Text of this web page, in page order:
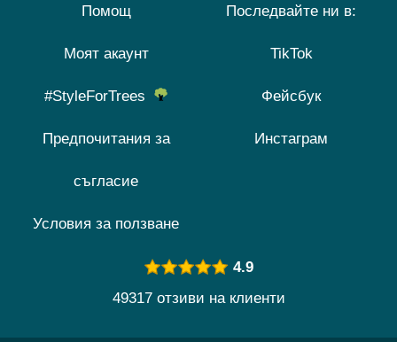
Помощ
Моят акаунт
#StyleForTrees
Предпочитания за
съгласие
Условия за ползване
Последвайте ни в:
TikTok
Фейсбук
Инстаграм
4.9
49317 отзиви на клиенти